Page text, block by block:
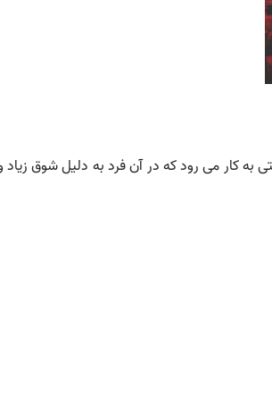
کار می رود که در آن فرد به دلیل شوق